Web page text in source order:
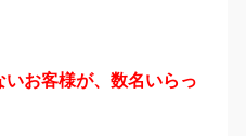
お客様が、数名いらっ